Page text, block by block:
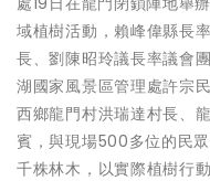
域植樹活動，賴峰偉縣長
長、劉陳昭玲議長率議會
湖國家風景區管理處許宗
西鄉龍門村洪瑞達村長、
賓，與現場500多位的民
千株林木，以實際植樹行